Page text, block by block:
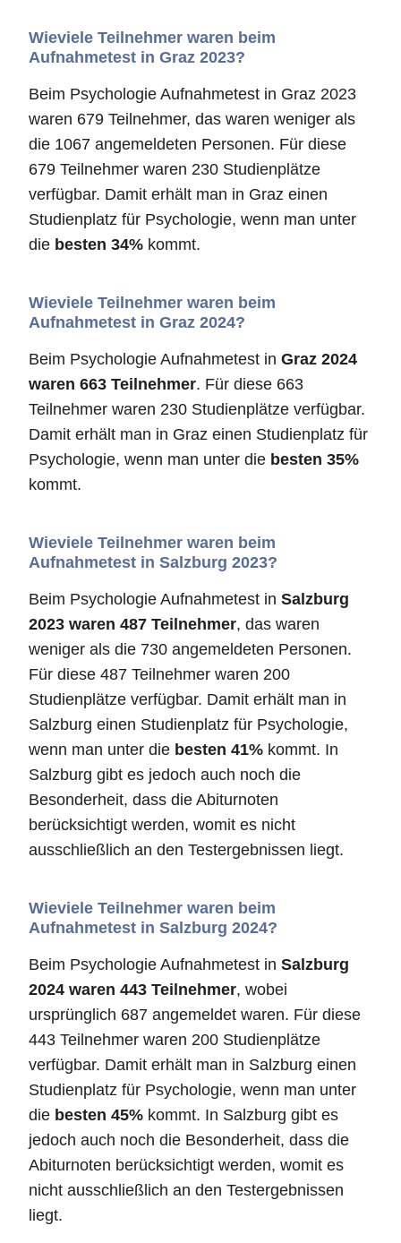
Wieviele Teilnehmer waren beim
Aufnahmetest in Graz 2023?
Beim Psychologie Aufnahmetest in Graz 2023
waren 679 Teilnehmer, das waren weniger als
die 1067 angemeldeten Personen. Für diese
679 Teilnehmer waren 230 Studienplätze
verfügbar. Damit erhält man in Graz einen
Studienplatz für Psychologie, wenn man unter
die besten 34% kommt.
Wieviele Teilnehmer waren beim
Aufnahmetest in Graz 2024?
Beim Psychologie Aufnahmetest in Graz 2024
waren 663 Teilnehmer. Für diese 663
Teilnehmer waren 230 Studienplätze verfügbar.
Damit erhält man in Graz einen Studienplatz für
Psychologie, wenn man unter die besten 35%
kommt.
Wieviele Teilnehmer waren beim
Aufnahmetest in Salzburg 2023?
Beim Psychologie Aufnahmetest in Salzburg
2023 waren 487 Teilnehmer, das waren
weniger als die 730 angemeldeten Personen.
Für diese 487 Teilnehmer waren 200
Studienplätze verfügbar. Damit erhält man in
Salzburg einen Studienplatz für Psychologie,
wenn man unter die besten 41% kommt. In
Salzburg gibt es jedoch auch noch die
Besonderheit, dass die Abiturnoten
berücksichtigt werden, womit es nicht
ausschließlich an den Testergebnissen liegt.
Wieviele Teilnehmer waren beim
Aufnahmetest in Salzburg 2024?
Beim Psychologie Aufnahmetest in Salzburg
2024 waren 443 Teilnehmer, wobei
ursprünglich 687 angemeldet waren. Für diese
443 Teilnehmer waren 200 Studienplätze
verfügbar. Damit erhält man in Salzburg einen
Studienplatz für Psychologie, wenn man unter
die besten 45% kommt. In Salzburg gibt es
jedoch auch noch die Besonderheit, dass die
Abiturnoten berücksichtigt werden, womit es
nicht ausschließlich an den Testergebnissen
liegt.